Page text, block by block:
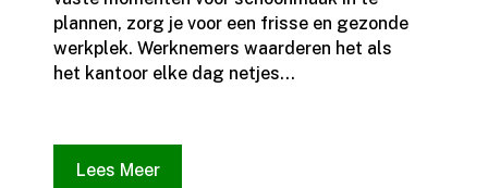
plannen, zorg je voor een frisse en gezonde
werkplek.​ Werknemers waarderen het als
het kantoor elke dag netjes...
Lees Meer